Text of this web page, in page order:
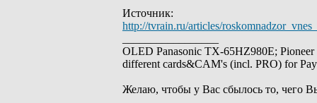
Источник:
http://tvrain.ru/articles/
OLED Panasonic TX-65HZ980E;
different cards&CAM's (incl. PRO) for
Желаю, чтобы у Вас сбылось то, чего